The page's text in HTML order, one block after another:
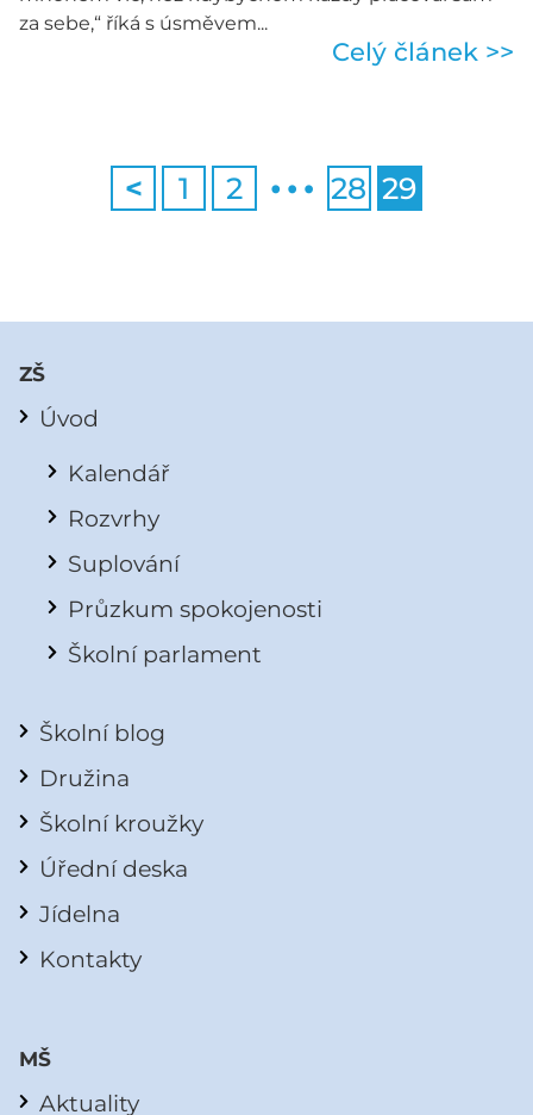
za sebe,“ říká s úsměvem...
Celý článek >>
< 1 2 … 28 29
ZŠ
Úvod
Kalendář
Rozvrhy
Suplování
Průzkum spokojenosti
Školní parlament
Školní blog
Družina
Školní kroužky
Úřední deska
Jídelna
Kontakty
MŠ
Aktuality